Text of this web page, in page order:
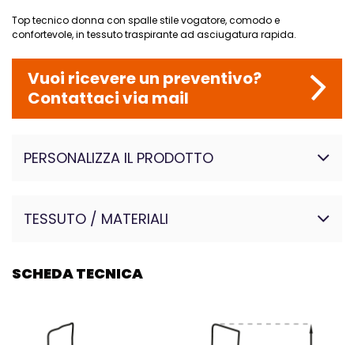
Top tecnico donna con spalle stile vogatore, comodo e
confortevole, in tessuto traspirante ad asciugatura rapida.
Vuoi ricevere un preventivo?
Contattaci via mail
PERSONALIZZA IL PRODOTTO
TESSUTO / MATERIALI
elastan
SCHEDA TECNICA